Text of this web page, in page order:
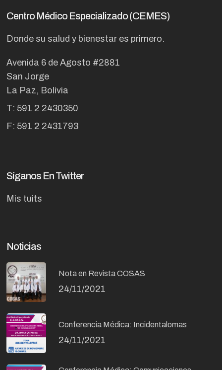
Centro Médico Especializado (CEMES)
Donde su salud y bienestar es primero.
Avenida 6 de Agosto #2881
San Jorge
La Paz, Bolivia
T: 591 2 2430350
F: 591 2 2431793
Síganos En Twitter
Mis tuits
Noticias
Nota en Revista COSAS
24/11/2021
Conferencia Médica: Incidentalomas
24/11/2021